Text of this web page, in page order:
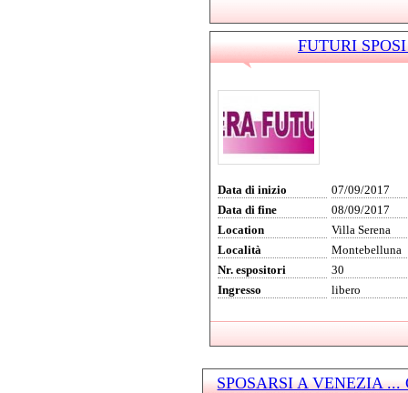
FUTURI
Data di inizio
07/09/2017
Data di fine
08/09/2017
Location
Villa Serena
Località
Montebelluna
Nr. espositori
30
Ingresso
libero
SPOSARSI A VENEZIA ...